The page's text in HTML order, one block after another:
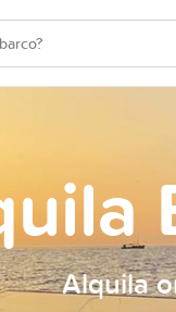
Alquila